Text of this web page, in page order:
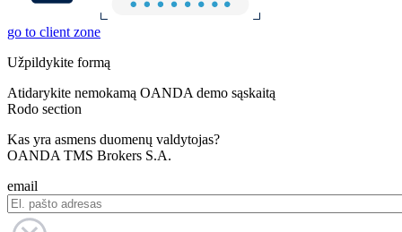
go to client zone
Užpildykite formą
Atidarykite nemokamą OANDA demo sąskaitą
Rodo section
Kas yra asmens duomenų valdytojas?
OANDA TMS Brokers S.A.
email